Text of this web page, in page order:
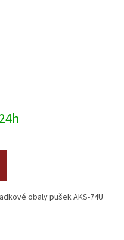
obaly pušek AKS-74U